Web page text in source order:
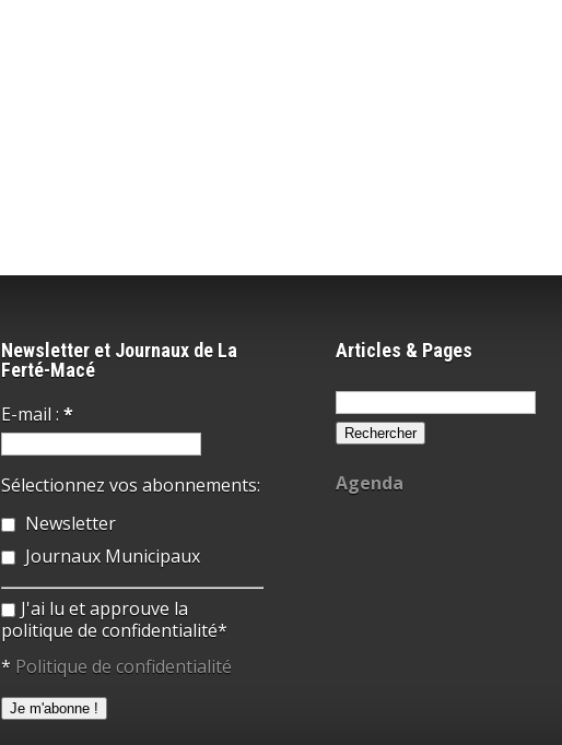
Newsletter et Journaux de La
Ferté-Macé
E-mail : *
Sélectionnez vos abonnements:
Newsletter
Journaux Municipaux
J'ai lu et approuve la
politique de confidentialité*
* Politique de confidentialité
Articles & Pages
Rechercher :
Agenda